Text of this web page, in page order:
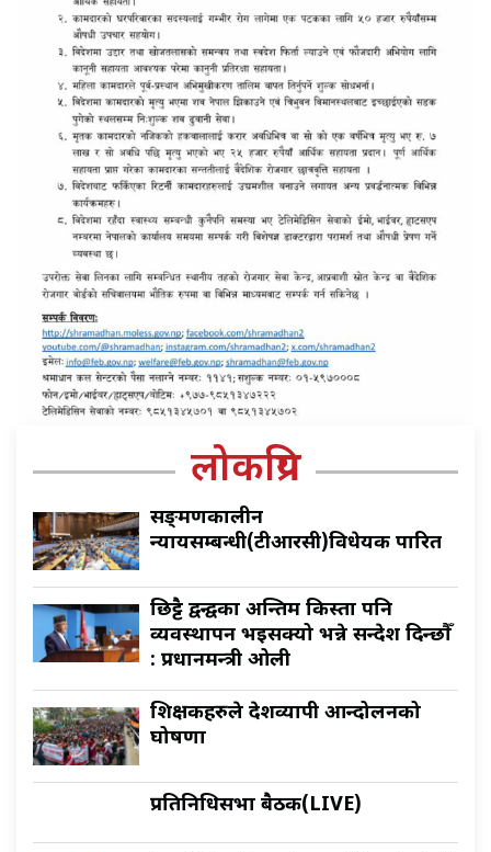
लोकप्रिय
सङ्क्रमणकालीन
न्यायसम्बन्धी(टीआरसी)विधेयक पारित
छिट्टै द्वन्द्वका अन्तिम किस्ता पनि
व्यवस्थापन भइसक्यो भन्ने सन्देश दिन्छौँ
: प्रधानमन्त्री ओली
शिक्षकहरुले देशव्यापी आन्दोलनको
घोषणा
प्रतिनिधिसभा बैठक(LIVE)